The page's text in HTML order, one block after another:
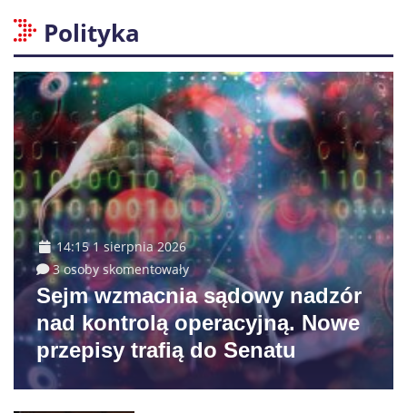
Polityka
14:15 1 sierpnia 2026
3 osoby skomentowały
Sejm wzmacnia sądowy nadzór
nad kontrolą operacyjną. Nowe
przepisy trafią do Senatu